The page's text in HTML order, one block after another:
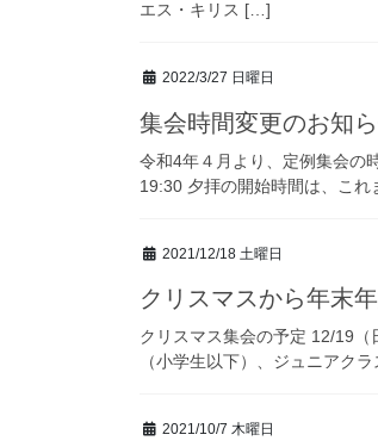
エス・キリス […]
2022/3/27 日曜日
集会時間変更のお知
令和4年４月より、定例集
19:30 夕拝の開始時間は、こ
2021/12/18 土曜日
クリスマスから年末
クリスマス集会の予定 12/19
（小学生以下）、ジュニアク
2021/10/7 木曜日